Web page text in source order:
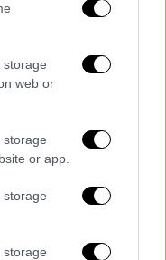
storage
web or
storage
or app.
storage
storage
έχει μια καλή
το καλύτερο.
να κάνουν
Εγώ
να μου που
αύριο και για
να
θέλω
περιμένουμε»,